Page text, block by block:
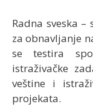
Radna sveska
za obnavljanje
se testira
istraživačke
veštine i
projekata.